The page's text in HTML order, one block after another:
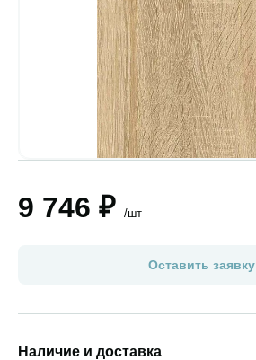
9 746 ₽ /шт
Оставить заявку
Наличие и доставка